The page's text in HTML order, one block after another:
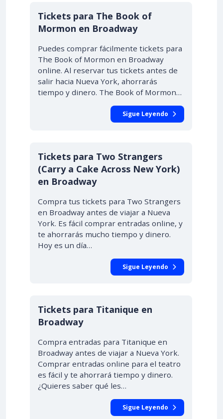
Tickets para The Book of
Mormon en Broadway
Puedes comprar fácilmente tickets para
The Book of Mormon en Broadway
online. Al reservar tus tickets antes de
salir hacia Nueva York, ahorrarás
tiempo y dinero. The Book of Mormon…
Sigue Leyendo
Tickets para Two Strangers
(Carry a Cake Across New York)
en Broadway
Compra tus tickets para Two Strangers
en Broadway antes de viajar a Nueva
York. Es fácil comprar entradas online, y
te ahorrarás mucho tiempo y dinero.
Hoy es un día…
Sigue Leyendo
Tickets para Titanique en
Broadway
Compra entradas para Titanique en
Broadway antes de viajar a Nueva York.
Comprar entradas online para el teatro
es fácil y te ahorrará tiempo y dinero.
¿Quieres saber qué les…
Sigue Leyendo